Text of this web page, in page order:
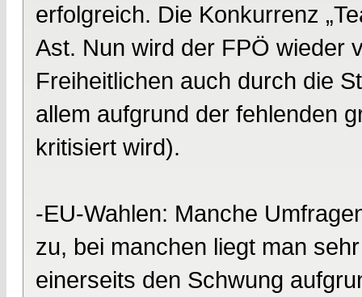
erfolgreich. Die Konkurrenz
Ast. Nun wird der FPÖ wieder
Freiheitlichen auch durch die
allem aufgrund der fehlenden
kritisiert wird).
-EU-Wahlen: Manche
zu, bei manchen liegt man
einerseits den Schwung